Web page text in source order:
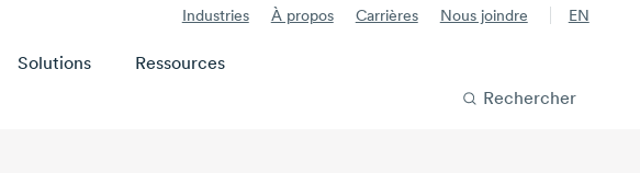
Industries À propos Carrières Nous joindre EN
Solutions
Ressources
Rechercher